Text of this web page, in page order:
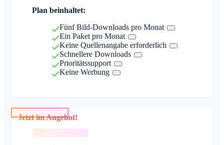
Plan beinhaltet:
Fünf Bild-Downloads pro Monat
Ein Paket pro Monat
Keine Quellenangabe erforderlich
Schnellere Downloads
Prioritätssupport
Keine Werbung
Jetzt im Angebot!